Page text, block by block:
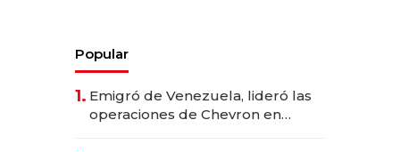
Popular
1. Emigró de Venezuela, lideró las
operaciones de Chevron en